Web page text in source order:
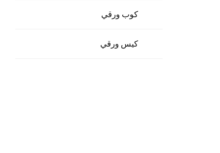
كوب ورقي
كيس ورقي